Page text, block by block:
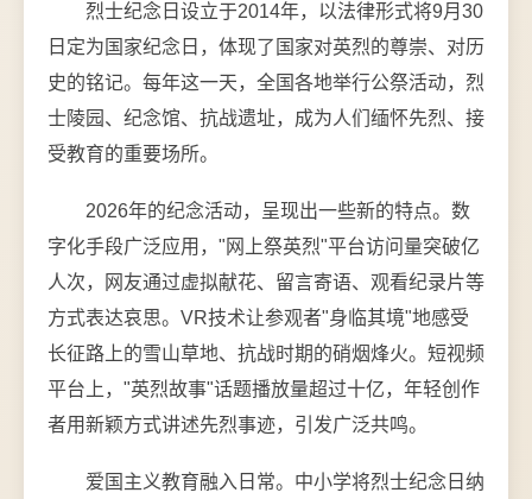
烈士纪念日设立于2014年，以法律形式将9月30
日定为国家纪念日，体现了国家对英烈的尊崇、对历
史的铭记。每年这一天，全国各地举行公祭活动，烈
士陵园、纪念馆、抗战遗址，成为人们缅怀先烈、接
受教育的重要场所。
2026年的纪念活动，呈现出一些新的特点。数
字化手段广泛应用，"网上祭英烈"平台访问量突破亿
人次，网友通过虚拟献花、留言寄语、观看纪录片等
方式表达哀思。VR技术让参观者"身临其境"地感受
长征路上的雪山草地、抗战时期的硝烟烽火。短视频
平台上，"英烈故事"话题播放量超过十亿，年轻创作
者用新颖方式讲述先烈事迹，引发广泛共鸣。
爱国主义教育融入日常。中小学将烈士纪念日纳